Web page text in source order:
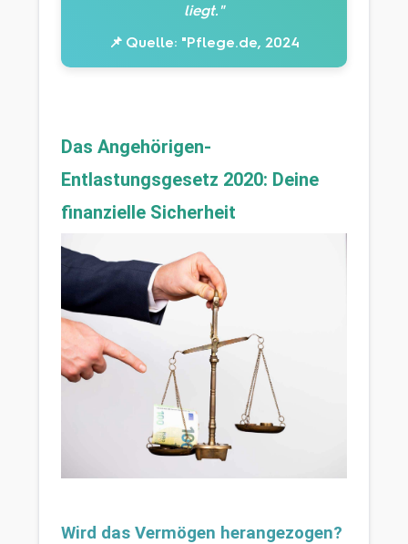
liegt."
📌 Quelle: "Pflege.de, 2024
Das Angehörigen-
Entlastungsgesetz 2020: Deine
finanzielle Sicherheit
Wird das Vermögen herangezogen?